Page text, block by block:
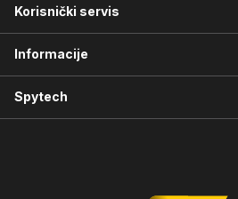
Korisnički servis
Vraćanje robe
Informacije
Načini plaćanja
Spytech